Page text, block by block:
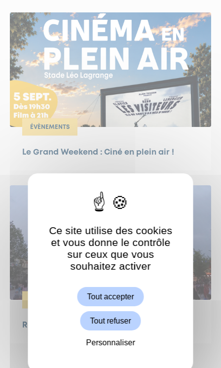
ÉVÈNEMENTS
Le Grand Weekend : Ciné en plein air !
Retour sur le Grand Bal Populaire !
ShareThis est désactivé.
Ce site utilise des cookies
et vous donne le contrôle
sur ceux que vous
souhaitez activer
Tout accepter
Tout refuser
Personnaliser